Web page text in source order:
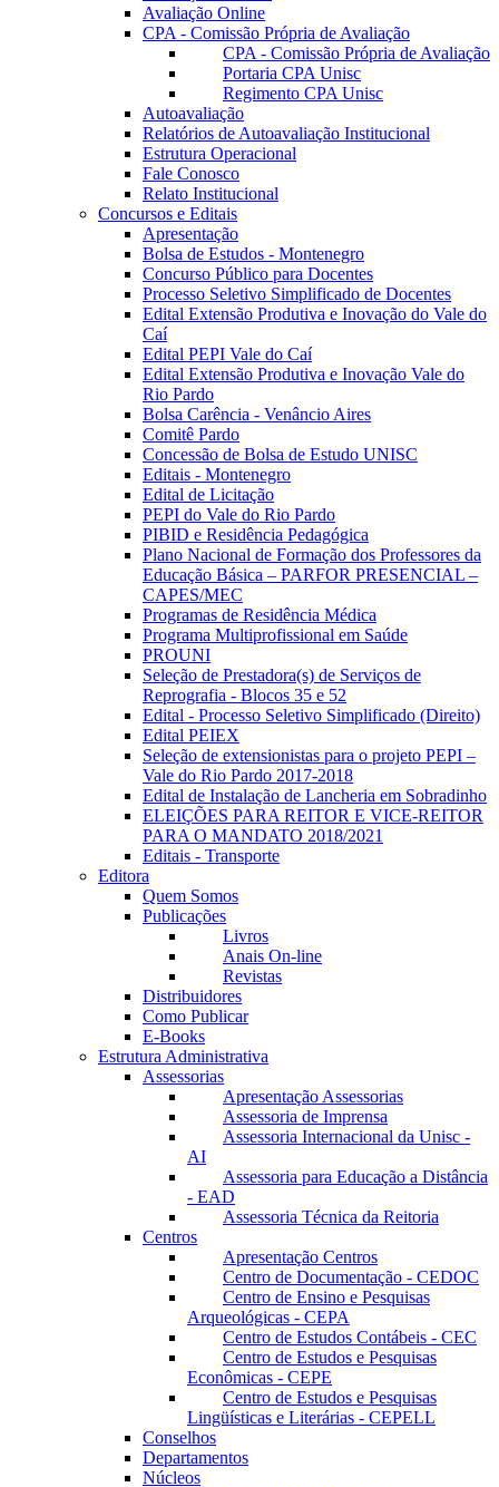
Avaliação Online
CPA - Comissão Própria de Avaliação
CPA - Comissão Própria de Avaliação
Portaria CPA Unisc
Regimento CPA Unisc
Autoavaliação
Relatórios de Autoavaliação Institucional
Estrutura Operacional
Fale Conosco
Relato Institucional
Concursos e Editais
Apresentação
Bolsa de Estudos - Montenegro
Concurso Público para Docentes
Processo Seletivo Simplificado de Docentes
Edital Extensão Produtiva e Inovação do Vale do
Caí
Edital PEPI Vale do Caí
Edital Extensão Produtiva e Inovação Vale do
Rio Pardo
Bolsa Carência - Venâncio Aires
Comitê Pardo
Concessão de Bolsa de Estudo UNISC
Editais - Montenegro
Edital de Licitação
PEPI do Vale do Rio Pardo
PIBID e Residência Pedagógica
Plano Nacional de Formação dos Professores da
Educação Básica – PARFOR PRESENCIAL –
CAPES/MEC
Programas de Residência Médica
Programa Multiprofissional em Saúde
PROUNI
Seleção de Prestadora(s) de Serviços de
Reprografia - Blocos 35 e 52
Edital - Processo Seletivo Simplificado (Direito)
Edital PEIEX
Seleção de extensionistas para o projeto PEPI –
Vale do Rio Pardo 2017-2018
Edital de Instalação de Lancheria em Sobradinho
ELEIÇÕES PARA REITOR E VICE-REITOR
PARA O MANDATO 2018/2021
Editais - Transporte
Editora
Quem Somos
Publicações
Livros
Anais On-line
Revistas
Distribuidores
Como Publicar
E-Books
Estrutura Administrativa
Assessorias
Apresentação Assessorias
Assessoria de Imprensa
Assessoria Internacional da Unisc -
AI
Assessoria para Educação a Distância
- EAD
Assessoria Técnica da Reitoria
Centros
Apresentação Centros
Centro de Documentação - CEDOC
Centro de Ensino e Pesquisas
Arqueológicas - CEPA
Centro de Estudos Contábeis - CEC
Centro de Estudos e Pesquisas
Econômicas - CEPE
Centro de Estudos e Pesquisas
Lingüísticas e Literárias - CEPELL
Conselhos
Departamentos
Núcleos